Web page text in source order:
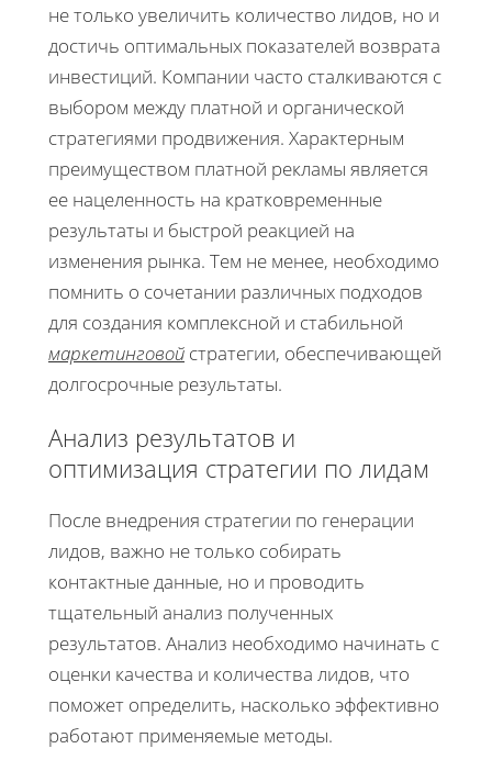
не только увеличить количество лидов, но и
достичь оптимальных показателей возврата
инвестиций. Компании часто сталкиваются с
выбором между платной и органической
стратегиями продвижения. Характерным
преимуществом платной рекламы является
ее нацеленность на кратковременные
результаты и быстрой реакцией на
изменения рынка. Тем не менее, необходимо
помнить о сочетании различных подходов
для создания комплексной и стабильной
маркетинговой стратегии, обеспечивающей
долгосрочные результаты.
Анализ результатов и
оптимизация стратегии по лидам
После внедрения стратегии по генерации
лидов, важно не только собирать
контактные данные, но и проводить
тщательный анализ полученных
результатов. Анализ необходимо начинать с
оценки качества и количества лидов, что
поможет определить, насколько эффективно
работают применяемые методы.